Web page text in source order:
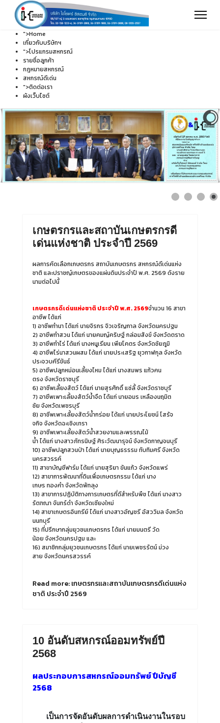
">Home
เกี่ยวกับบริษัทฯ
">โปรแกรมสหกรณ์
รายชื่อลูกค้า
กฎหมายสหกรณ์
สหกรณ์ดีเด่น
">ติดต่อเรา
ผังเว็บไซต์
เกษตรกรและสถาบันเกษตรกรดี
เด่นแห่งชาติ ประจำปี 2569
ผลการคัดเลือกเกษตรกร สถาบันเกษตรกร สหกรณ์ดีเด่นแห่ง
ชาติ และปราชญ์เกษตรของแผ่นดินประจำปี พ.ศ. 2569 ดังราย
นามต่อไปนี้
เกษตรกรดีเด่นแห่งชาติ ประจำปีพ.ศ.2569จำนวน 16 สาขา
อาชีพได้แก่
1) อาชีพทำนา ได้แก่ นายจิรกร จิวเจริญกาล จังหวัดนครปฐม
2) อาชีพทำสวน ได้แก่ นายคมญ์คริษฐ์กล่อมสังข์จังหวัดตราด
3) อาชีพทำไร่ ได้แก่ นางหนูเรียน เพียโคตร จังหวัดชัยภูมิ
4) อาชีพไร่นาสวนผสม ได้แก่ นายประเสริฐ ยุวกาฬกุล จังหวัด
ประจวบคีรีขันธ์
5) อาชีพปลูกหม่อนเลี้ยงไหม ได้แก่ นางสมพร แก้วคน
ตรง จังหวัดราชบุรี
6) อาชีพเลี้ยงสัตว์ได้แก่ นายสุรศักดิ์แซ่ลี้จังหวัดราชบุรี
7) อาชีพเพาะเลี้ยงสัตว์น้ำจืด ได้แก่ นายอมร เหลืองนฤมิต
ชัย จังหวัดเพชรบุรี
8) อาชีพเพาะเลี้ยงสัตว์น้ำกร่อย ได้แก่ นายประโยชน์โสรัจ
จกิจ จังหวัดฉะเชิงเทรา
9) อาชีพเพาะเลี้ยงสัตว์น้ำสวยงามและพรรณไม้
น้ำ ได้แก่ นางสาวภัทรนิษฐ์ศิระวัฒนารุจน์จังหวัดกาญจนบุรี
10) อาชีพปลูกสวนป่า ได้แก่ นายบุญธรรรม ทับทิมศรีจังหวัด
นครสวรรค์
11) สาขาบัญชีฟาร์ม ได้แก่ นายสุริยา ขันแก้ว จังหวัดแพร่
12) สาขาการพัฒนาที่ดินเพื่อเกษตรกรรม ได้แก่ นาง
เกษร ทองคำ จังหวัดพัทลุง
13) สาขาการปฏิบัติทางการเกษตรที่ดีสำหรับพืช ได้แก่ นางสาว
รัตฑณา จันทร์ดำ จังหวัดเชียงใหม่
14) สาขาเกษตรอินทรีย์ได้แก่ นางสาวอัญชรีอัสววิมล จังหวัด
นนทบุรี
15) ที่ปรึกษากลุ่มยุวชนเกษตรกร ได้แก่ นายมนตรีวัด
น้อย จังหวัดนครปฐม และ
16) สมาชิกกลุ่มยุวชนเกษตรกร ได้แก่ นายเพชรรัตน์ม่วง
สาย จังหวัดนครสวรรค์
Read more: เกษตรกรและสถาบันเกษตรกรดีเด่นแห่ง
ชาติ ประจำปี 2569
10 อันดับสหกรณ์ออมทรัพย์ปี
2568
ผลประกอบการสหกรณ์ออมทรัพย์ ปีบัญชี
2568
เป็นการจัดอันดับผลการดำเนินงานในรอบ